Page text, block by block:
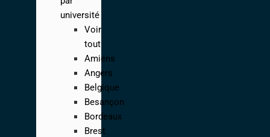
université
Voir
tout
Amiens
Angers
Belgique
Besançon
Bordeaux
Brest